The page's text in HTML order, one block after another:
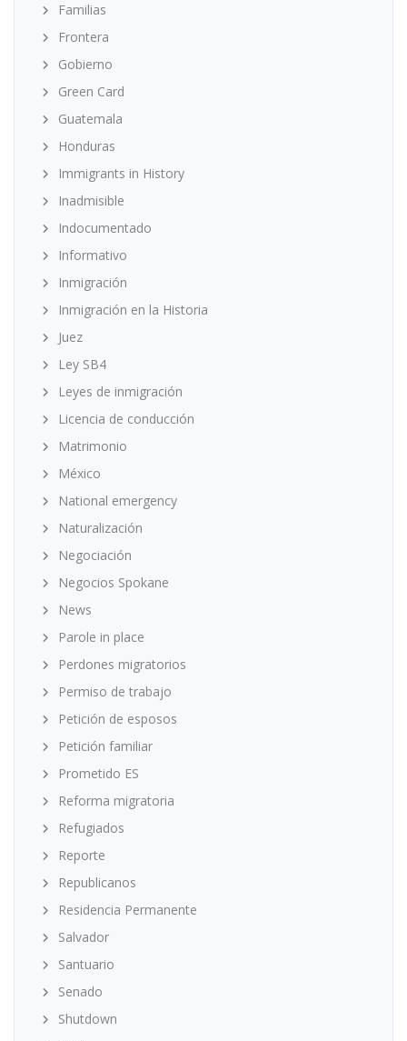
Familias
Frontera
Gobierno
Green Card
Guatemala
Honduras
Immigrants in History
Inadmisible
Indocumentado
Informativo
Inmigración
Inmigración en la Historia
Juez
Ley SB4
Leyes de inmigración
Licencia de conducción
Matrimonio
México
National emergency
Naturalización
Negociación
Negocios Spokane
News
Parole in place
Perdones migratorios
Permiso de trabajo
Petición de esposos
Petición familiar
Prometido ES
Reforma migratoria
Refugiados
Reporte
Republicanos
Residencia Permanente
Salvador
Santuario
Senado
Shutdown